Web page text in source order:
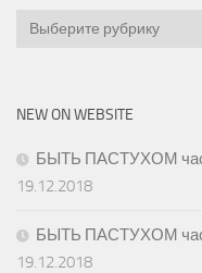
Categories
NEW ON WEBSITE
БЫТЬ ПАСТУХОМ
19.12.2018
БЫТЬ ПАСТУХОМ
19.12.2018